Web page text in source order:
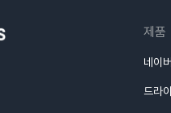
제품
네이
드라